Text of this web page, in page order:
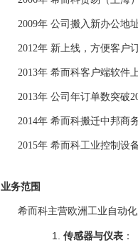
2009年 公司搬入新办公地
2012年 新上线，方便客户
2013年 希而科客户端软件
2013年 公司年订单数突破
2014年 希而科搬迁中邦商
2015年 希而科工业控制设
业务范围
希而科主营欧洲工业自动
1. ‌ 传感器与仪表 ：